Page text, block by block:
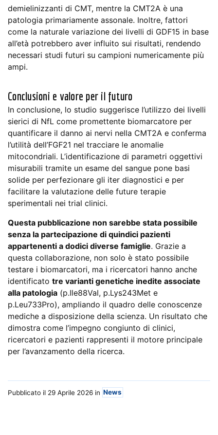
demielinizzanti di CMT, mentre la CMT2A è una
patologia primariamente assonale. Inoltre, fattori
come la naturale variazione dei livelli di GDF15 in base
all’età potrebbero aver influito sui risultati, rendendo
necessari studi futuri su campioni numericamente più
ampi.
Conclusioni e valore per il futuro
In conclusione, lo studio suggerisce l’utilizzo dei livelli
sierici di NfL come promettente biomarcatore per
quantificare il danno ai nervi nella CMT2A e conferma
l’utilità dell’FGF21 nel tracciare le anomalie
mitocondriali. L’identificazione di parametri oggettivi
misurabili tramite un esame del sangue pone basi
solide per perfezionare gli iter diagnostici e per
facilitare la valutazione delle future terapie
sperimentali nei trial clinici.
Questa pubblicazione non sarebbe stata possibile
senza la partecipazione di quindici pazienti
appartenenti a dodici diverse famiglie. Grazie a
questa collaborazione, non solo è stato possibile
testare i biomarcatori, ma i ricercatori hanno anche
identificato tre varianti genetiche inedite associate
alla patologia (p.Ile88Val, p.Lys243Met e
p.Leu733Pro), ampliando il quadro delle conoscenze
mediche a disposizione della scienza. Un risultato che
dimostra come l’impegno congiunto di clinici,
ricercatori e pazienti rappresenti il motore principale
per l’avanzamento della ricerca.
Pubblicato il 29 Aprile 2026 in News